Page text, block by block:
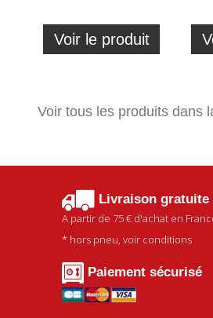
Voir le produit
Voir tous les produits dans
Livraison gratuite
A partir de 75 € d'achat en
* hors pneu, voir conditions
Paiement sécurisé